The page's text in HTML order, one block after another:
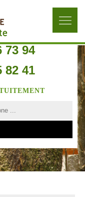
73 94
82 41